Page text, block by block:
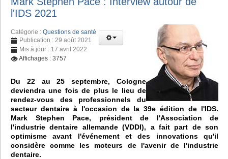
l'IDS 2021
Catégorie : Questions de santé
Publication : 29 août 2021
Mis à jour : 17 avril 2022
Affichages : 3757
Du 22 au 25 septembre, Cologne
deviendra une fois de plus le lieu de
rendez-vous des professionnels du
secteur dentaire à l'occasion de la 39e édition de l'IDS.
Mark Stephen Pace, président de l'Association de
l'industrie dentaire allemande (VDDI), a fait part de son
optimisme avant l'événement et des innovations qu'il
considère comme les moteurs de l'avenir de l'industrie
dentaire.